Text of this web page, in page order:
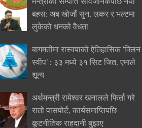
बहस: अब खोजौं सुन, लकर र भल्टमा
लुकेको धनको वैधता
बागमतीमा रास्वपाको ऐतिहासिक ‘क्लिन
स्वीप’ : ३३ मध्ये ३१ सिट जित, एमाले
शून्य
अर्थमन्त्री रामेश्वर खनालले फिर्ता गरे
रातो पासपोर्ट, कार्यसमाप्तिपछि
कूटनीतिक राहदानी बुझाए